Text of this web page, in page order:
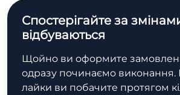
Спостерігайте за
відбуваються
Щойно ви оформите
одразу починаємо виконання.
лайки ви побачите протягом